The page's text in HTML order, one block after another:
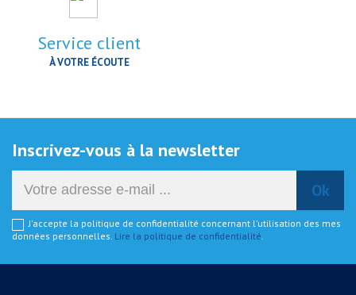
Service client
À VOTRE ÉCOUTE
Inscrivez-vous à la newsletter
J'accepte la politique de confidentialité concernant l'utilisation des mes
données personnelles. Lire la politique de confidentialité